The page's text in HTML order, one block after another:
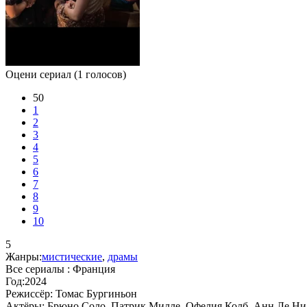
Оцени сериал (1 голосов)
50
1
2
3
4
5
6
7
8
9
10
5
Жанры:мистические, драмы
Все сериалы : Франция
Год:2024
Режиссёр: Томас Бургиньон